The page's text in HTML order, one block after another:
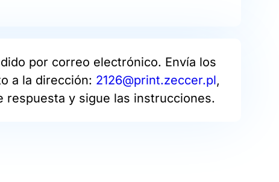
por correo electrónico. Envía los
a la dirección: 2126@print.zeccer.pl,
y sigue las instrucciones.